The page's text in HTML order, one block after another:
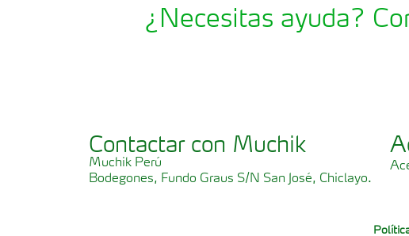
¿Necesitas ayuda?
Contactar con Muchik
Muchik Perú
Bodegones, Fundo Graus S/N San José, Chiclayo.